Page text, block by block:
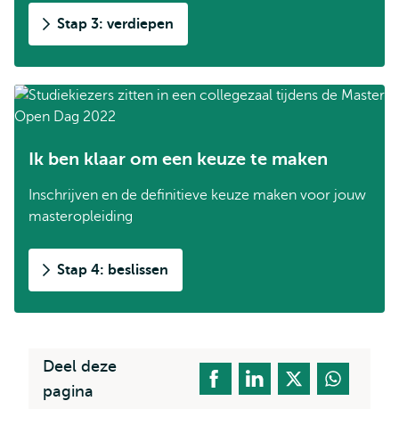
Stap 3: verdiepen
Ik ben klaar om een keuze te maken
Inschrijven en de definitieve keuze maken voor jouw
masteropleiding
Stap 4: beslissen
Deel deze
pagina